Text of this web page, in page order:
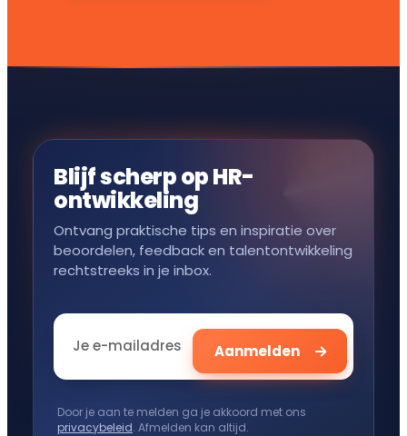
Blijf scherp op HR-
ontwikkeling
Ontvang praktische tips en inspiratie over
beoordelen, feedback en talentontwikkeling
rechtstreeks in je inbox.
Door je aan te melden ga je akkoord met ons
privacybeleid. Afmelden kan altijd.